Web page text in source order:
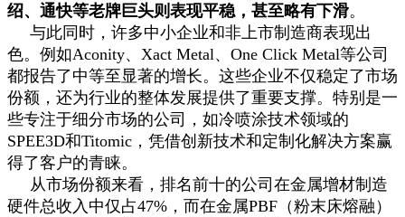
绍、通快等老牌巨头则表现平稳，甚至略有下滑。
与此同时，许多中小企业和非上市制造商表现出
色。例如Aconity、Xact Metal、One Click Metal等公司
都报告了中等至显著的增长。这些企业不仅稳定了市场
份额，还为行业的整体发展提供了重要支撑。特别是一
些专注于细分市场的公司，如冷喷涂技术领域的
SPEE3D和Titomic，凭借创新技术和定制化解决方案赢
得了客户的青睐。
从市场份额来看，排名前十的公司在金属增材制造
硬件总收入中仅占47%，而在金属PBF（粉末床熔融）